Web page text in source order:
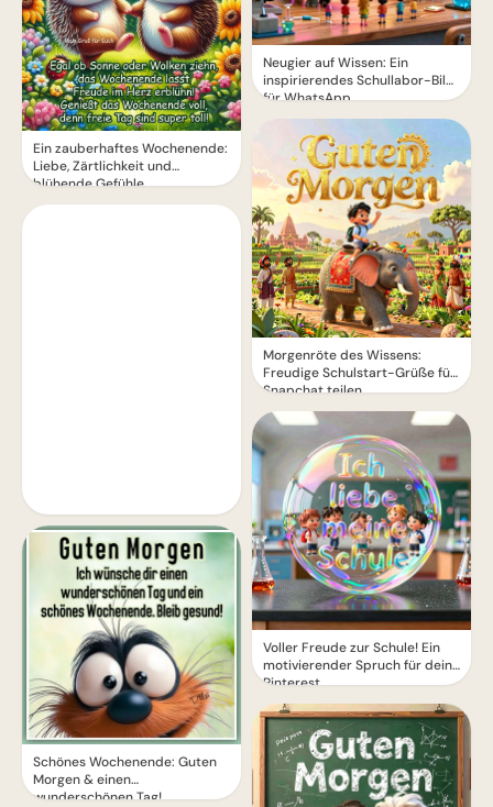
Ein zauberhaftes Wochenende:
Liebe, Zärtlichkeit und
blühende Gefühle
Schönes Wochenende: Guten
Morgen & einen
wunderschönen Tag!
Neugier auf Wissen: Ein
inspirierendes Schullabor-Bild
für WhatsApp
Morgenröte des Wissens:
Freudige Schulstart-Grüße für
Snapchat teilen
Voller Freude zur Schule! Ein
motivierender Spruch für dein
Pinterest